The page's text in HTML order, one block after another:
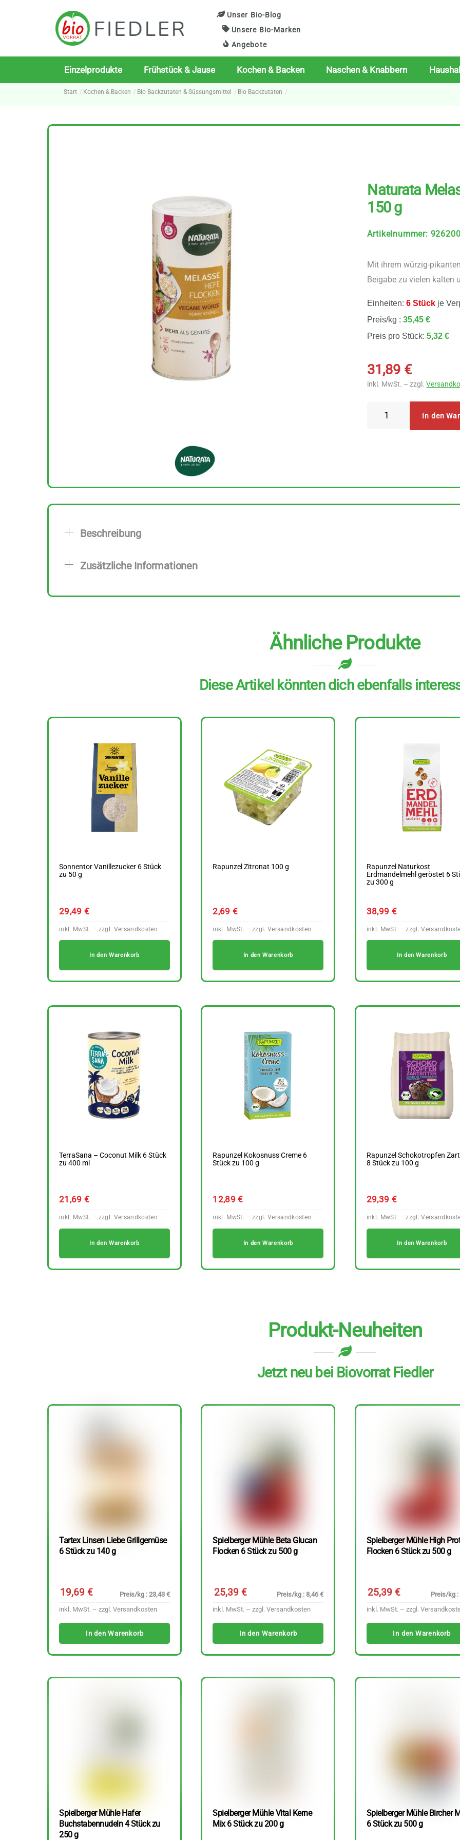
Unser Bio-Blog
Unsere Bio-Marken
Angebote
Einzelprodukte Frühstück & Jause Kochen & Backen Naschen & Knabbern
Start Kochen & Backen Bio Backzutaten & Süssungsmittel Bio Backzutaten
Naturata
150 g
Artikelnummer:
Mit ihrem würzig-
Beigabe zu vielen kalten
Einheiten:6 Stück je
Preis/kg :35,45 €
Preis pro Stück:5,32 €
31,89 €
inkl. MwSt. – zzgl.
In den
Beschreibung
Zusätzliche Informationen
Ähnliche Produkte
Diese Artikel könnten dich ebenfalls
Sonnentor Vanillezucker 6 Stück
zu 50 g
29,49€
In den Warenkorb
Rapunzel Zitronat 100 g
2,69 €
In den Warenkorb
Rapunzel Naturkost
Erdmandelmehl geröstet 6
zu 300 g
38,99 €
In den Warenkorb
TerraSana – Coconut Milk 6 Stück
zu 400 ml
21,69€
In den Warenkorb
Rapunzel Kokosnuss Creme 6
Stück zu 100 g
12,89€
In den Warenkorb
Rapunzel Schokotropfen
8 Stück zu 100 g
29,39 €
In den Warenkorb
Produkt-Neuheiten
Jetzt neu bei Biovorrat Fiedler
Tartex Linsen Liebe Grillgemüse
6 Stück zu 140 g
19,69€
Preis/kg : 23,43 €
inkl. MwSt. – zzgl. Versandkosten
In den Warenkorb
Spielberger Mühle Beta Glucan
Flocken 6 Stück zu 500 g
25,39 €
Preis/kg : 8,46 €
inkl. MwSt. – zzgl.Versandkosten
In den Warenkorb
Spielberger Mühle High
Flocken 6 Stück zu 500 g
25,39 €
Preis/kg :
inkl. MwSt. – zzgl.
In den Warenkorb
Spielberger Mühle Hafer
Buchstabennudeln 4 Stück zu
250 g
Spielberger Mühle Vital Kerne
Mix 6 Stück zu 200 g
Spielberger Mühle Bircher
6 Stück zu 500 g